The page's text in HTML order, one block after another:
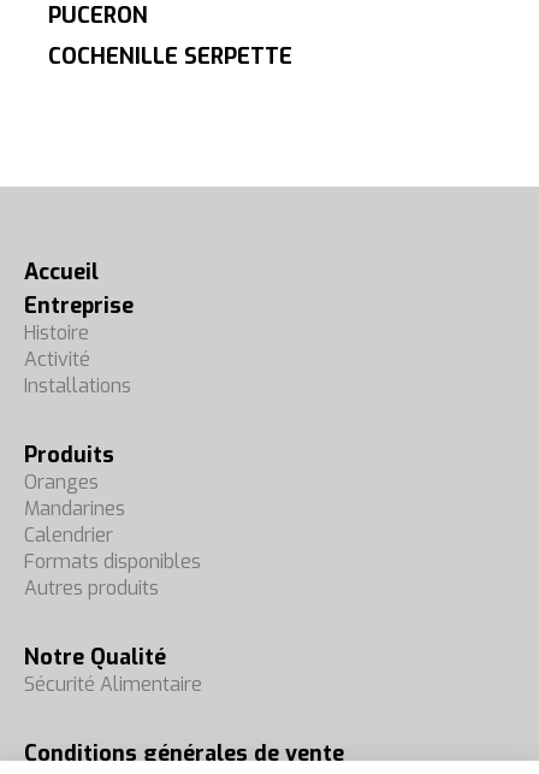
PUCERON
COCHENILLE SERPETTE
Accueil
Entreprise
Histoire
Activité
Installations
Produits
Oranges
Mandarines
Calendrier
Formats disponibles
Autres produits
Notre Qualité
Sécurité Alimentaire
Conditions générales de vente